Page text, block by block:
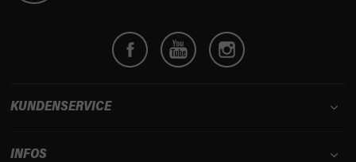
KUNDENSERVICE
INFOS